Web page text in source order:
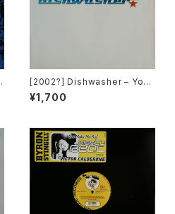
[2002?] Dishwasher – You
Will Always Find Me In The
Kitchen At Parties [Ka2 Mu
¥1,700